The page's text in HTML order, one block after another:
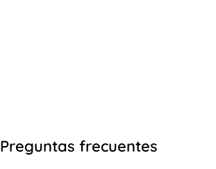
Preguntas frecuentes